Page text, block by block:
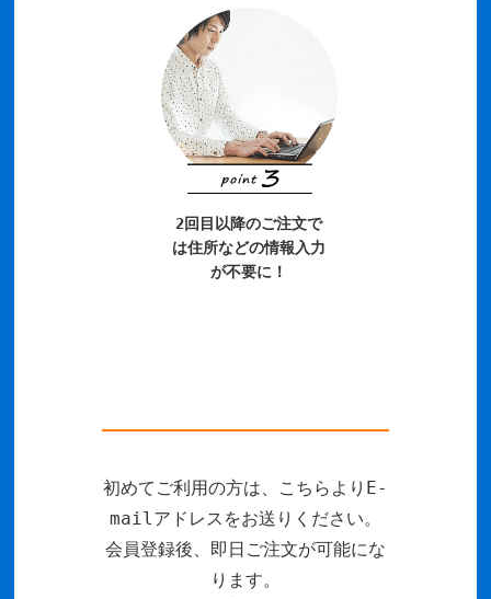
2回目以降のご注文で
は住所などの情報入力
が不要に！
初めてご利用の方は、こちらよりE-
mailアドレスをお送りください。
会員登録後、即日ご注文が可能にな
ります。